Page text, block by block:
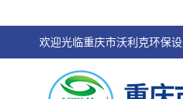
欢迎光临重庆市沃利克环保设